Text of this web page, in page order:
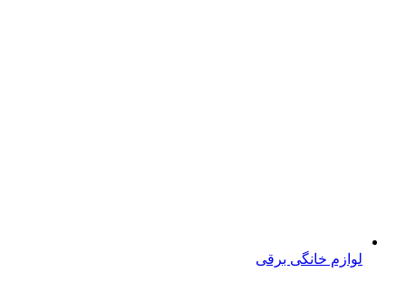
لوازم خانگی برقی